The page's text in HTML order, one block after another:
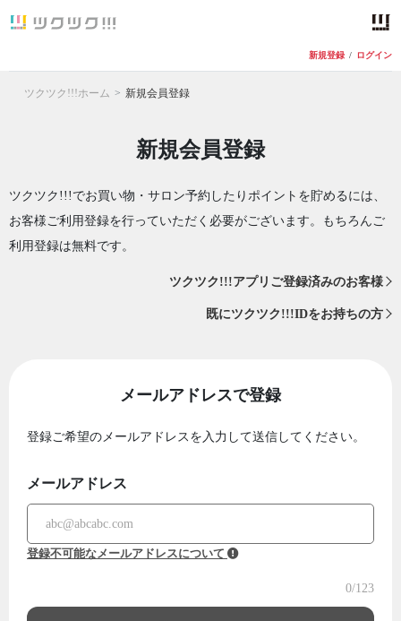
新規登録 / ログイン
ツクツク!!!ホーム 新規会員登録
新規会員登録
ツクツク!!!でお買い物・サロン予約したりポイントを貯めるには、
お客様ご利用登録を行っていただく必要がございます。もちろんご
利用登録は無料です。
ツクツク!!!アプリご登録済みのお客様
既にツクツク!!!IDをお持ちの方
メールアドレスで登録
登録ご希望のメールアドレスを入力して送信してください。
メールアドレス
登録不可能なメールアドレスについて
0/123